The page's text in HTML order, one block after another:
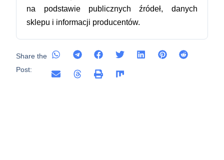
na podstawie publicznych źródeł, danych
sklepu i informacji producentów.
Share the
Post: